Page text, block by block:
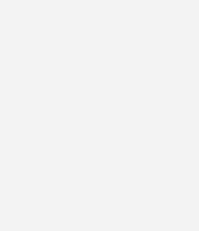
reduzieren — und
die Strompreise niedrig sind.
und Spitzenkappung
betriebs- und volkswirtschaftliche
Folge haben und dem avisierten Ziel
der Effizienz auch
Jörg Singer,
erklärt: „Wir müssen
Die Energieträger dürfen nicht
Weder durch vorschnelle
Planungsprämissen dürfen